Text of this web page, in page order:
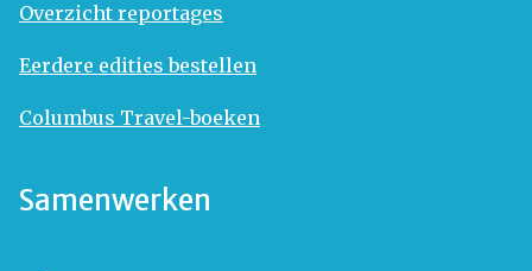
Overzicht reportages
Eerdere edities bestellen
Columbus Travel-boeken
Samenwerken